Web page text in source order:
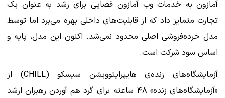
آمازون به خدمات وب آمازون فضایی برای رشد به عنوان یک
تجارت متمایز داد که از قابلیت‌های داخلی بهره می‌برد اما توسط
مدل خرده‌فروشی اصلی محدود نمی‌شد. اکنون این مدل، پایه و
اساس سود شرکت است.
آزمایشگاه‌های زنده‌ی هایپراینوویشن سیسکو (CHILL) از
«آزمایشگاه‌های زنده» ۴۸ ساعته برای گرد هم آوردن رهبران ارشد